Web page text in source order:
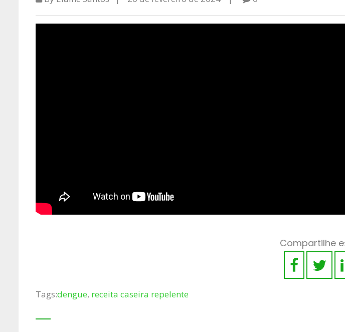
Compartilhe
Tags:dengue, receita caseira repelente